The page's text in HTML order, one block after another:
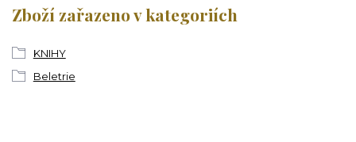
Zboží zařazeno v kategoriích
KNIHY
Beletrie